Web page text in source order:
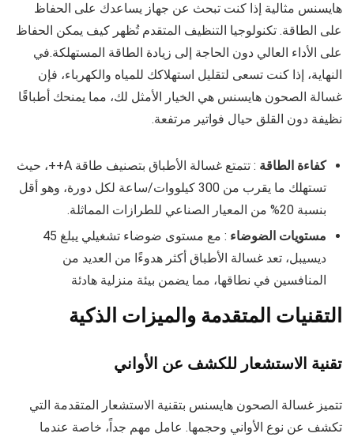
هايسنس مثالية إذا كنت تبحث عن جهاز يساعدك على الحفاظ
على الطاقة. تكنولوجيا التنظيف المتقدم تُظهر كيف يمكن الحفاظ
على الأداء العالي دون الحاجة إلى زيادة الطاقة المستهلكة.في
النهاية، إذا كنت تسعى لتقليل استهلاكك للمياه والكهرباء، فإن
غسالة الصحون هايسنس هي الخيار الأمثل لك، مما يمنحك أطباقًا
نظيفة دون القلق حيال فواتير مرتفعة.
كفاءة الطاقة
: تتمتع غسالة الأطباق بتصنيف طاقة A++، حيث
تستهلك ما يقرب من 300 كيلووات/ساعة لكل دورة، وهو أقل
بنسبة 20% من المعيار الصناعي للطرازات المماثلة.
مستويات الضوضاء
: مع مستوى ضوضاء تشغيلي يبلغ 45
ديسيبل، تعد غسالة الأطباق أكثر هدوءًا من العديد من
المنافسين في نطاقها، مما يضمن بيئة منزلية هادئة
التقنيات المتقدمة والميزات الذكية
تقنية الاستشعار للكشف عن الأواني
تتميز غسالة الصحون هايسنس بتقنية الاستشعار المتقدمة التي
تكشف عن نوع الأواني وحجمها. عامل مهم جداً، خاصة عندما